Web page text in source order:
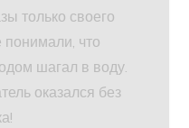
только своего
понимали, что
шагал в воду.
оказался без